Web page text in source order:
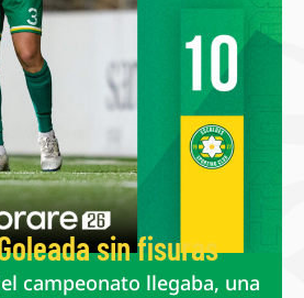
sin fisuras
campeonato llegaba, una